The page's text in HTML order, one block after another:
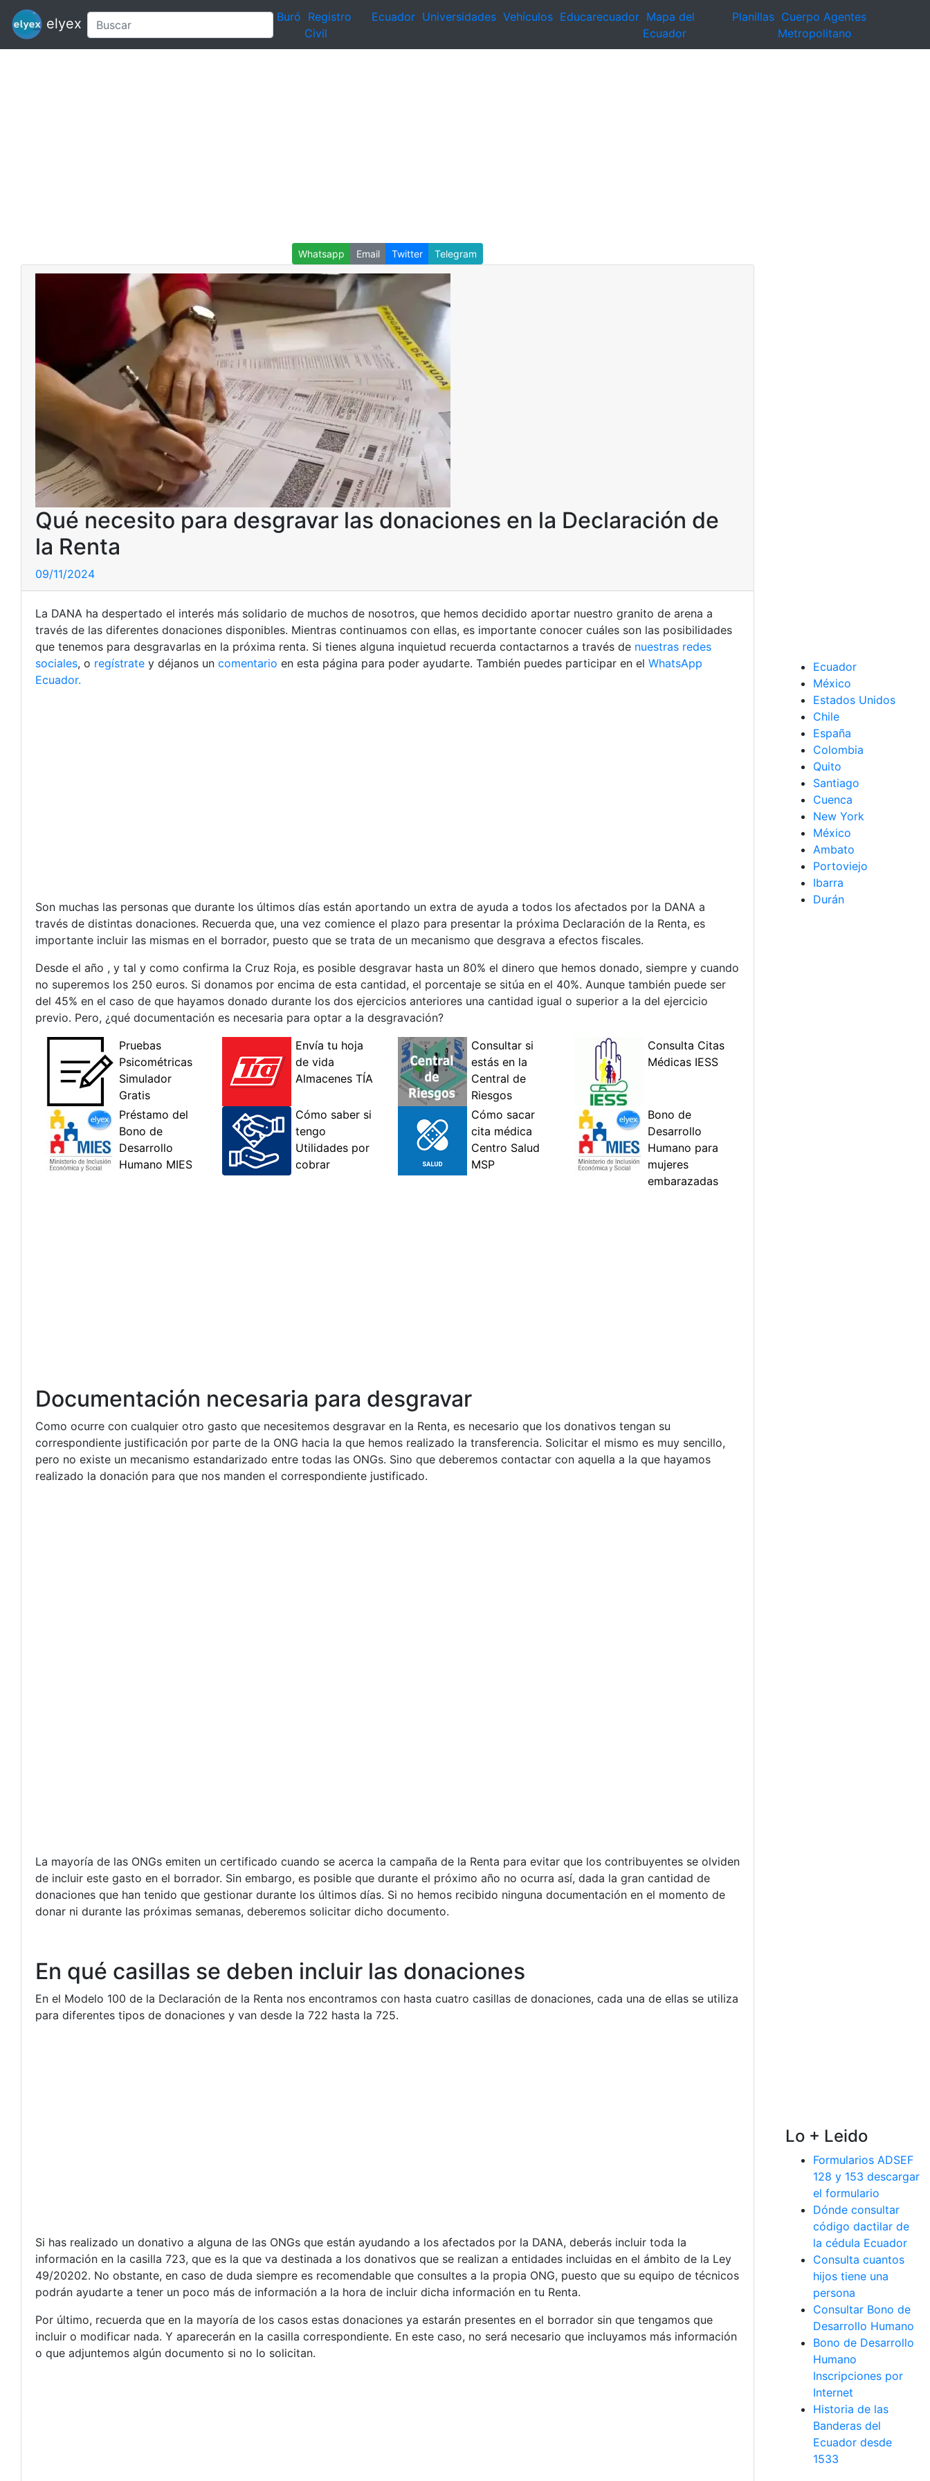
elyex Buró Registro
Civil
Ecuador Universidades Vehículos Educarecuador Mapa del
Ecuador
Planillas Cuerpo Agentes
Metropolitano
Whatsapp Email Twitter Telegram
Qué necesito para desgravar las donaciones en la Declaración de
la Renta
09/11/2024
La DANA ha despertado el interés más solidario de muchos de nosotros, que hemos decidido aportar nuestro granito de arena a
través de las diferentes donaciones disponibles. Mientras continuamos con ellas, es importante conocer cuáles son las posibilidades
que tenemos para desgravarlas en la próxima renta. Si tienes alguna inquietud recuerda contactarnos a través de nuestras redes
sociales, o regístrate y déjanos un comentario en esta página para poder ayudarte. También puedes participar en el WhatsApp
Ecuador.
Son muchas las personas que durante los últimos días están aportando un extra de ayuda a todos los afectados por la DANA a
través de distintas donaciones. Recuerda que, una vez comience el plazo para presentar la próxima Declaración de la Renta, es
importante incluir las mismas en el borrador, puesto que se trata de un mecanismo que desgrava a efectos fiscales.
Desde el año , y tal y como confirma la Cruz Roja, es posible desgravar hasta un 80% el dinero que hemos donado, siempre y cuando
no superemos los 250 euros. Si donamos por encima de esta cantidad, el porcentaje se sitúa en el 40%. Aunque también puede ser
del 45% en el caso de que hayamos donado durante los dos ejercicios anteriores una cantidad igual o superior a la del ejercicio
previo. Pero, ¿qué documentación es necesaria para optar a la desgravación?
Documentación necesaria para desgravar
Como ocurre con cualquier otro gasto que necesitemos desgravar en la Renta, es necesario que los donativos tengan su
correspondiente justificación por parte de la ONG hacia la que hemos realizado la transferencia. Solicitar el mismo es muy sencillo,
pero no existe un mecanismo estandarizado entre todas las ONGs. Sino que deberemos contactar con aquella a la que hayamos
realizado la donación para que nos manden el correspondiente justificado.
La mayoría de las ONGs emiten un certificado cuando se acerca la campaña de la Renta para evitar que los contribuyentes se olviden
de incluir este gasto en el borrador. Sin embargo, es posible que durante el próximo año no ocurra así, dada la gran cantidad de
donaciones que han tenido que gestionar durante los últimos días. Si no hemos recibido ninguna documentación en el momento de
donar ni durante las próximas semanas, deberemos solicitar dicho documento.
En qué casillas se deben incluir las donaciones
En el Modelo 100 de la Declaración de la Renta nos encontramos con hasta cuatro casillas de donaciones, cada una de ellas se utiliza
para diferentes tipos de donaciones y van desde la 722 hasta la 725.
Si has realizado un donativo a alguna de las ONGs que están ayudando a los afectados por la DANA, deberás incluir toda la
información en la casilla 723, que es la que va destinada a los donativos que se realizan a entidades incluidas en el ámbito de la Ley
49/20202. No obstante, en caso de duda siempre es recomendable que consultes a la propia ONG, puesto que su equipo de técnicos
podrán ayudarte a tener un poco más de información a la hora de incluir dicha información en tu Renta.
Por último, recuerda que en la mayoría de los casos estas donaciones ya estarán presentes en el borrador sin que tengamos que
incluir o modificar nada. Y aparecerán en la casilla correspondiente. En este caso, no será necesario que incluyamos más información
o que adjuntemos algún documento si no lo solicitan.
Ecuador
México
Estados Unidos
Chile
España
Colombia
Quito
Santiago
Cuenca
New York
México
Ambato
Portoviejo
Ibarra
Durán
Lo + Leido
Formularios ADSEF
128 y 153 descargar
el formulario
Dónde consultar
código dactilar de
la cédula Ecuador
Consulta cuantos
hijos tiene una
persona
Consultar Bono de
Desarrollo Humano
Bono de Desarrollo
Humano
Inscripciones por
Internet
Historia de las
Banderas del
Ecuador desde
1533